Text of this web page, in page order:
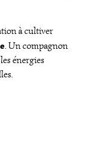
à cultiver
. Un compagnon
énergies